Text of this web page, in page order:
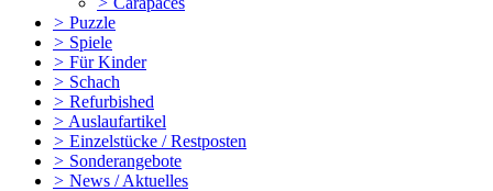
> Puzzle
> Spiele
> Für Kinder
> Schach
> Refurbished
> Auslaufartikel
> Einzelstücke / Restposten
> Sonderangebote
> News / Aktuelles